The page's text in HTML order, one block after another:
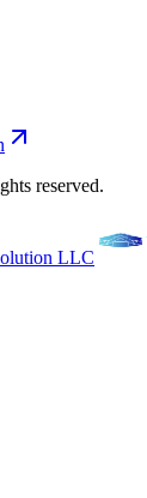
reserved.
LLC